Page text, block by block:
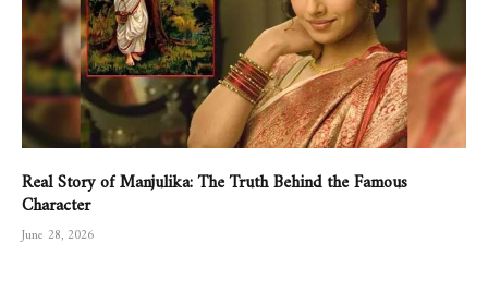
Real Story of Manjulika: The Truth Behind the Famous
Character
June 28, 2026